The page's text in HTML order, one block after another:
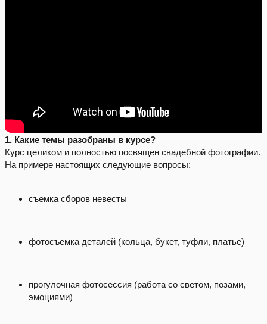
1. Какие темы разобраны в курсе?
Курс целиком и полностью посвящен свадебной фотографии.
На примере настоящих следующие вопросы:
съемка сборов невесты
фотосъемка деталей (кольца, букет, туфли, платье)
прогулочная фотосессия (работа со светом, позами,
эмоциями)